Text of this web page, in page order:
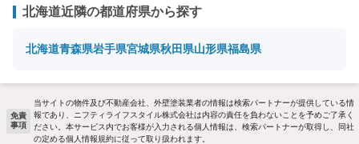
北海道近隣の都道府県から探す
北海道青森県岩手県宮城県秋田県山形県福島県
免責
事項
当サイトの物件及び不動産会社、外壁塗装業者の情報は検索パートナーが提供している情
報であり、ニフティライフスタイル株式会社は内容の責任を負わないことを予めご了承く
ださい。本サービス内でお客様が入力される個人情報は、検索パートナーが取得し、同社
の定める個人情報規約に従って取り扱われます。